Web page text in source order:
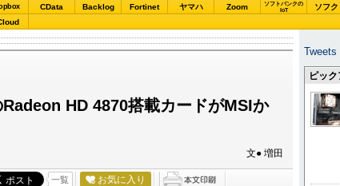
CData Backlog Fortinet ヤマハ Zoom
ソフトバンクの
IoT
ソフク
HD 4870搭載カードがMSIか
文● 増田
一覧 お気に入り
Tweets
ピッ